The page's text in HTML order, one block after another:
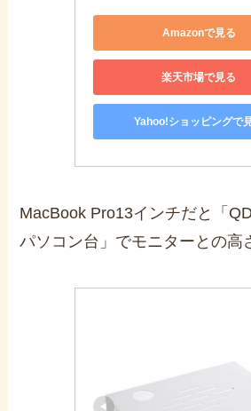
Amazonで見る
楽天市場で見る
Yahoo!ショッピングで
MacBook Pro13インチだと「
パソコン台」でモニターとの高